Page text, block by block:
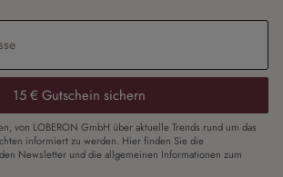
15 € Gutschein sichern
von LOBERON GmbH über aktuelle Trends rund um das
informiert zu werden. Hier finden Sie die
Newsletter und die allgemeinen Informationen zum